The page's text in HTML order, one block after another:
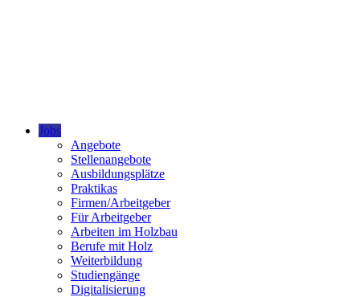
Jobs
Angebote
Stellenangebote
Ausbildungsplätze
Praktikas
Firmen/Arbeitgeber
Für Arbeitgeber
Arbeiten im Holzbau
Berufe mit Holz
Weiterbildung
Studiengänge
Digitalisierung